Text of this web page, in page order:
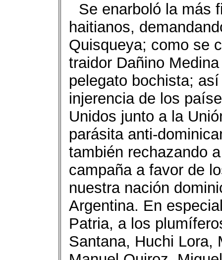
Se enarboló la más
haitianos,
Quisqueya; como se
traidor Dañino
pelegato bochista;
injerencia de los
Unidos junto a la
parásita anti-
también rechazando
campaña a favor de
nuestra nación
Argentina. En
Patria, a los
Santana, Huchi Lora,